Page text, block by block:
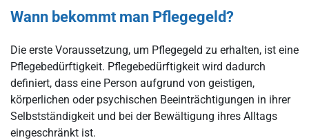
Sachleistungen?
In welchen besonderen Situationen abseits der häuslichen
Pflege wird Pflegegeld bezahlt?
Wo, wann und wie kann man Pflegegeld beantragen?
So lange dauert es, bis ein Antrag auf Pflegegeld bewilligt wird
Wann bekommt man Pflegegeld?
Die erste Voraussetzung, um Pflegegeld zu erhalten, ist eine
Pflegebedürftigkeit. Pflegebedürftigkeit wird dadurch
definiert, dass eine Person aufgrund von geistigen,
körperlichen oder psychischen Beeinträchtigungen in ihrer
Selbstständigkeit und bei der Bewältigung ihres Alltags
eingeschränkt ist.